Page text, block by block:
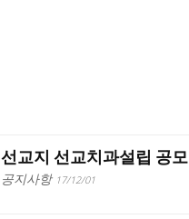
선교지 선교치과설립 공모
공지사항 17/12/01